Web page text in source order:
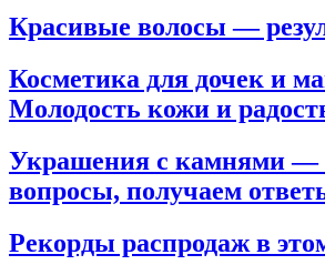
Красивые волосы —
Косметика для дочек и
Молодость кожи и
Украшения с камнями —
вопросы, получаем
Рекорды распродаж в